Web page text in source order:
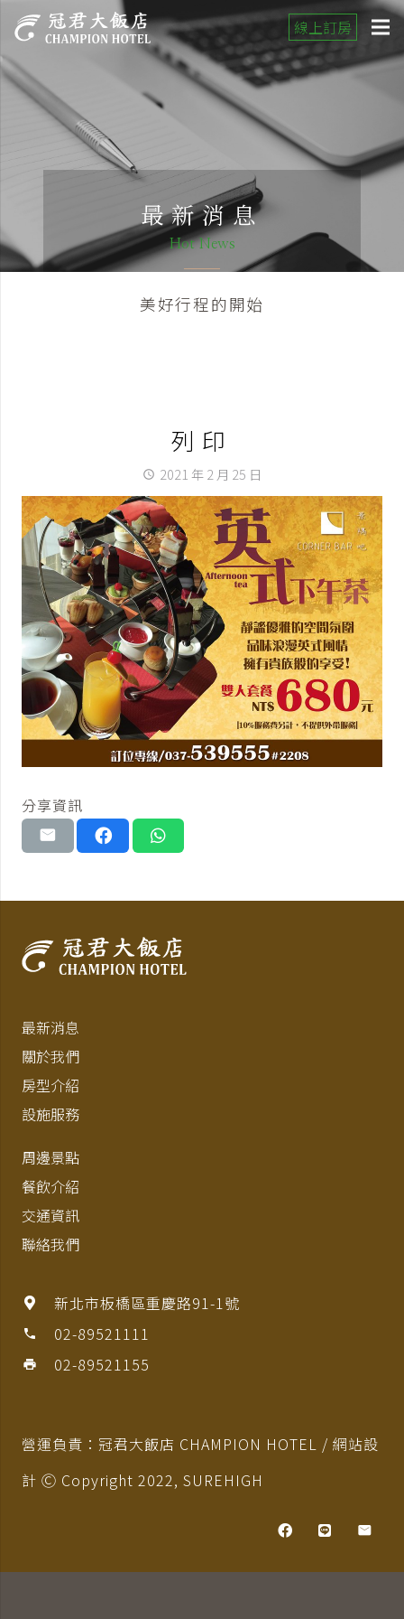
線上訂房
最新消息
Hot News
美好行程的開始
列印
access_time 2021 年 2 月 25 日
分享資訊
最新消息
關於我們
房型介紹
設施服務
周邊景點
餐飲介紹
交通資訊
聯絡我們
新北市板橋區重慶路91-1號
phone 02-89521111
print 02-89521155
營運負責：冠君大飯店 CHAMPION HOTEL / 網站設
計 Ⓒ Copyright 2022, SUREHIGH